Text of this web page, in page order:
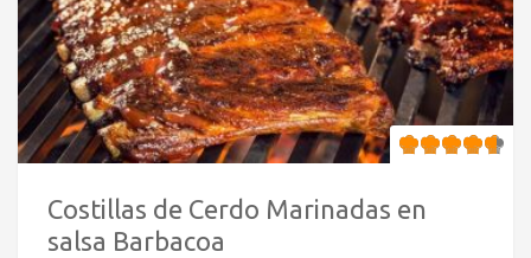
Costillas de Cerdo Marinadas en
salsa Barbacoa